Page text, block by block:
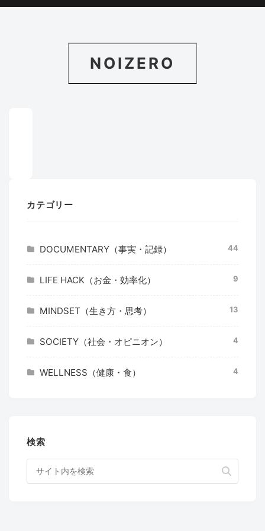
NOIZERO
カテゴリー
DOCUMENTARY（事実・記録） 44
LIFE HACK（お金・効率化） 9
MINDSET（生き方・思考） 13
SOCIETY（社会・オピニオン） 4
WELLNESS（健康・食） 4
検索